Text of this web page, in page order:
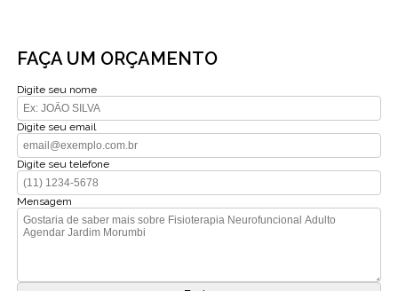
FAÇA UM ORÇAMENTO
Digite seu nome
Digite seu email
Digite seu telefone
Mensagem